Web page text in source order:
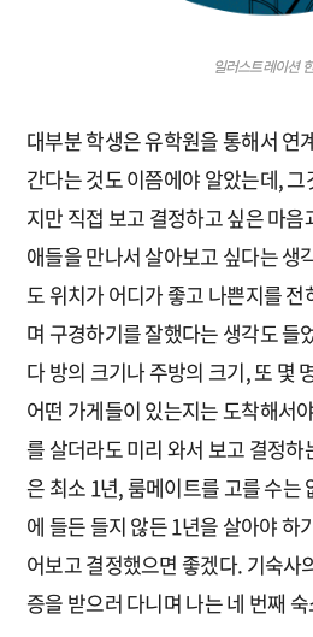
일러스트레이션
대부분 학생은 유학원을 통해서 연
간다는 것도 이쯤에야 알았는데,
지만 직접 보고 결정하고 싶은 마
애들을 만나서 살아보고 싶다는 생
도 위치가 어디가 좋고 나쁜지를
며 구경하기를 잘했다는 생각도 들
다 방의 크기나 주방의 크기, 또 몇
어떤 가게들이 있는지는 도착해서
를 살더라도 미리 와서 보고 결정
은 최소 1년, 룸메이트를 고를 수는
에 들든 들지 않든 1년을 살아야 하
어보고 결정했으면 좋겠다. 기숙사
증을 받으러 다니며 나는 네 번째